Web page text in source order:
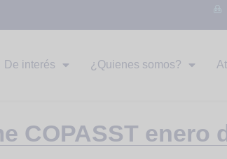
De interés ¿Quienes somos?
COPASST enero